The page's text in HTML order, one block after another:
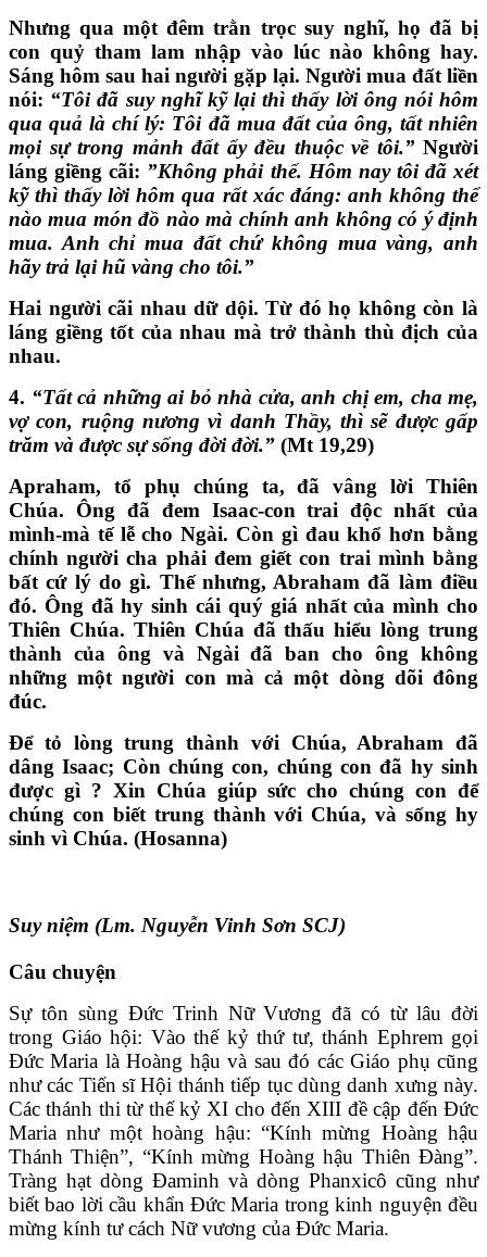
Nhưng qua một đêm trằn trọc suy nghĩ, họ đã bị
con quỷ tham lam nhập vào lúc nào không hay.
Sáng hôm sau hai người gặp lại. Người mua đất liền
nói: “Tôi đã suy nghĩ kỹ lại thì thấy lời ông nói hôm
qua quả là chí lý: Tôi đã mua đất của ông, tất nhiên
mọi sự trong mảnh đất ấy đều thuộc về tôi.”Người
láng giềng cãi: ”Không phải thế. Hôm nay tôi đã xét
kỹ thì thấy lời hôm qua rất xác đáng: anh không thể
nào mua món đồ nào mà chính anh không có ý định
mua. Anh chỉ mua đất chứ không mua vàng, anh
hãy trả lại hũ vàng cho tôi.”
Hai người cãi nhau dữ dội. Từ đó họ không còn là
láng giềng tốt của nhau mà trở thành thù địch của
nhau.
4. “Tất cả những ai bỏ nhà cửa, anh chị em, cha mẹ,
vợ con, ruộng nương vì danh Thầy, thì sẽ được gấp
trăm và được sự sống đời đời.” (Mt 19,29)
Apraham, tổ phụ chúng ta, đã vâng lời Thiên
Chúa. Ông đã đem Isaac-con trai độc nhất của
mình-mà tế lễ cho Ngài. Còn gì đau khổ hơn bằng
chính người cha phải đem giết con trai mình bằng
bất cứ lý do gì. Thế nhưng, Abraham đã làm điều
đó. Ông đã hy sinh cái quý giá nhất của mình cho
Thiên Chúa. Thiên Chúa đã thấu hiểu lòng trung
thành của ông và Ngài đã ban cho ông không
những một người con mà cả một dòng dõi đông
đúc.
Để tỏ lòng trung thành với Chúa, Abraham đã
dâng Isaac; Còn chúng con, chúng con đã hy sinh
được gì ? Xin Chúa giúp sức cho chúng con để
chúng con biết trung thành với Chúa, và sống hy
sinh vì Chúa. (Hosanna)
Suy niệm (Lm. Nguyễn Vinh Sơn SCJ)
Câu chuyện
Sự tôn sùng Đức Trinh Nữ Vương đã có từ lâu đời
trong Giáo hội: Vào thế kỷ thứ tư, thánh Ephrem gọi
Ðức Maria là Hoàng hậu và sau đó các Giáo phụ cũng
như các Tiến sĩ Hội thánh tiếp tục dùng danh xưng này.
Các thánh thi từ thế kỷ XI cho đến XIII đề cập đến Ðức
Maria như một hoàng hậu: “Kính mừng Hoàng hậu
Thánh Thiện”, “Kính mừng Hoàng hậu Thiên Ðàng”.
Tràng hạt dòng Ðaminh và dòng Phanxicô cũng như
biết bao lời cầu khẩn Ðức Maria trong kinh nguyện đều
mừng kính tư cách Nữ vương của Đức Maria.